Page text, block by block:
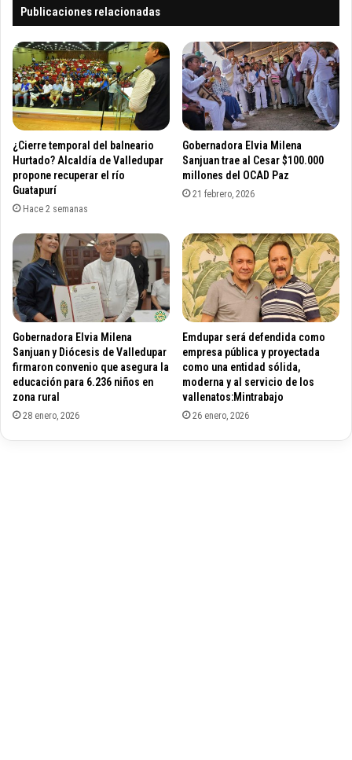
i
a
o
s
c
a
n
d
i
d
a
t
o
s
r
n
c
o
O
v
a
l
l
e
y
J
Publicaciones relacionadas
¿Cierre temporal del balneario
Hurtado? Alcaldía de Valledupar
propone recuperar el río
Guatapurí
Hace 2 semanas
Gobernadora Elvia Milena
Sanjuan trae al Cesar $100.000
millones del OCAD Paz
21 febrero, 2026
Gobernadora Elvia Milena
Sanjuan y Diócesis de Valledupar
firmaron convenio que asegura la
educación para 6.236 niños en
zona rural
28 enero, 2026
Emdupar será defendida como
empresa pública y proyectada
como una entidad sólida,
moderna y al servicio de los
vallenatos:Mintrabajo
26 enero, 2026